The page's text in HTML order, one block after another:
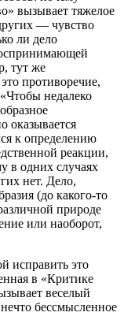
вызывает тяжелое
— чувство
ли дело
тут же
противоречие,
недалеко
оказывается
к определению
реакции,
в одних случаях
нет. Дело,
(до какого-то
природе
или наоборот,
исправить это
в «Критике
веселый
бессмысленное